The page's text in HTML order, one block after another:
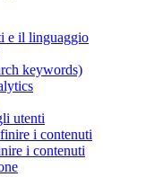
e il linguaggio
keywords)
utenti
i contenuti
i contenuti